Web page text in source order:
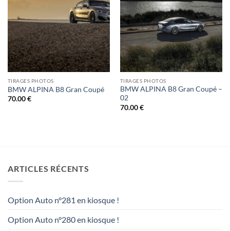
TIRAGES PHOTOS
BMW ALPINA B8 Gran Coupé
70.00€
TIRAGES PHOTOS
BMW ALPINA B8 Gran Coupé –
02
70.00€
ARTICLES RÉCENTS
Option Auto n°281 en kiosque !
Option Auto n°280 en kiosque !